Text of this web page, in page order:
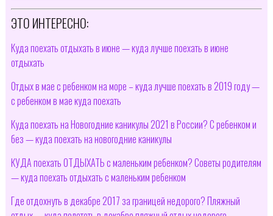
ЭТО ИНТЕРЕСНО:
Куда поехать отдыхать в июне — куда лучше поехать в июне
отдыхать
Отдых в мае с ребенком на море – куда лучше поехать в 2019 году —
с ребенком в мае куда поехать
Куда поехать на Новогодние каникулы 2021 в России? С ребенком и
без — куда поехать на новогодние каникулы
КУДА поехать ОТДЫХАТЬ с маленьким ребенком? Советы родителям
— куда поехать отдыхать с маленьким ребенком
Где отдохнуть в декабре 2017 за границей недорого? Пляжный